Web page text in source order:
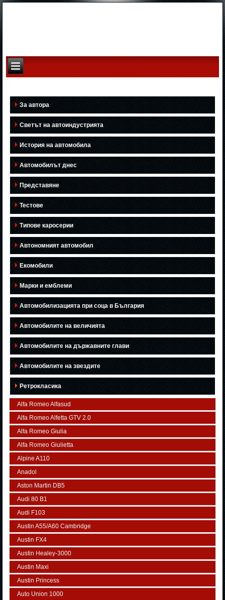
За автора
Светът на автоиндустрията
История на автомобила
Автомобилът днес
Представяне
Тестове
Типове каросерии
Автономният автомобил
Екомобили
Марки и емблеми
Автомобилизацията при соца в България
Автомобилите на величията
Автомобилите на държавните глави
Автомобилите на звездите
Ретрокласика
Alfa Romeo Alfasud
Alfa Romeo Alfetta GTV 2.0
Alfa Romeo Giulia
Alfa Romeo Giulietta
Alpine A110
Anadol
Aston Martin DB5
Audi 80 B1
Audi F103
Austin A55/A60 Cambridge
Austin FX4
Austin Healey-3000
Austin Maxi
Austin Princess
Auto Union 1000